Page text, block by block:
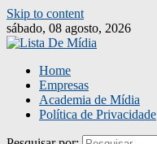
Skip to content
sábado, 08 agosto, 2026
Home
Empresas
Academia de Mídia
Política de Privacidade